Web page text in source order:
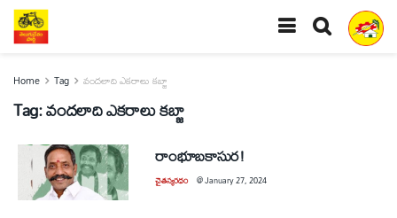
Home Tag వందలాది ఎకరాలు కబ్జా
Tag:వందలాది ఎకరాలు కబ్జా
రాంభూబకాసుర!
చైతన్యరధం @January 27, 2024